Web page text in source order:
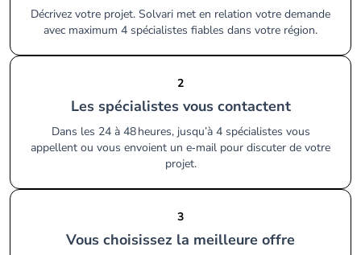
Décrivez votre projet. Solvari met en relation votre demande
avec maximum 4 spécialistes fiables dans votre région.
2
Les spécialistes vous contactent
Dans les 24 à 48 heures, jusqu’à 4 spécialistes vous
appellent ou vous envoient un e‑mail pour discuter de votre
projet.
3
Vous choisissez la meilleure offre